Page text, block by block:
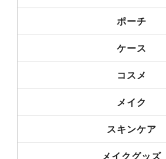
ポーチ
ケース
コスメ
メイク
スキンケア
メイクグッズ